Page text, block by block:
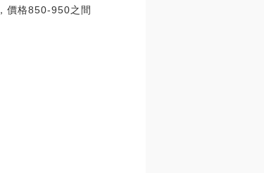
價格850-950之間